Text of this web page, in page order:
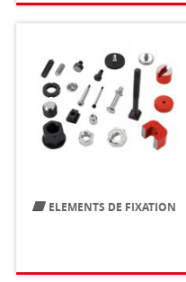
ELEMENTS DE FIXATION